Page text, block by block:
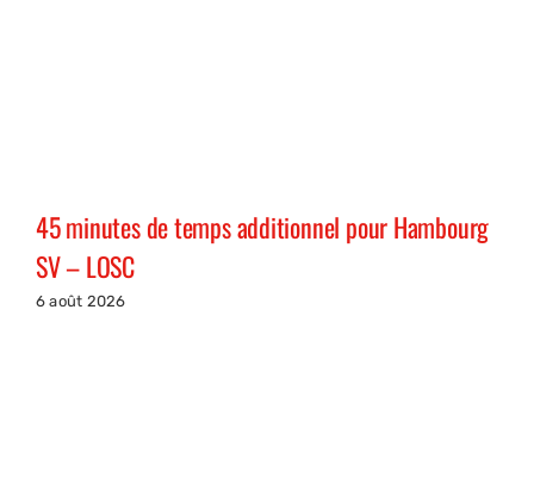
45 minutes de temps additionnel pour Hambourg
SV – LOSC
6 août 2026